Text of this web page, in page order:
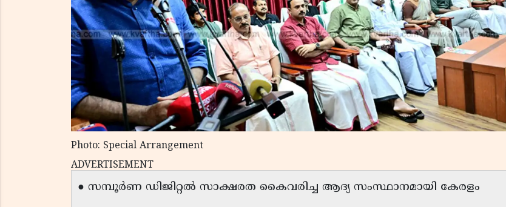
Photo: Special Arrangement
ADVERTISEMENT
● സമ്പൂർണ ഡിജിറ്റൽ സാക്ഷരത കൈവരിച്ച ആദ്യ സംസ്ഥാനമായി കേരളം